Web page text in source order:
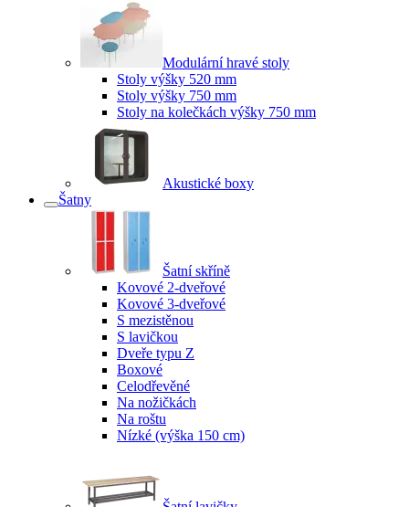
Modulární hravé stoly
Stoly výšky 520 mm
Stoly výšky 750 mm
Stoly na kolečkách výšky 750 mm
Akustické boxy
Šatny
Šatní skříně
Kovové 2-dveřové
Kovové 3-dveřové
S mezistěnou
S lavičkou
Dveře typu Z
Boxové
Celodřevěné
Na nožičkách
Na roštu
Nízké (výška 150 cm)